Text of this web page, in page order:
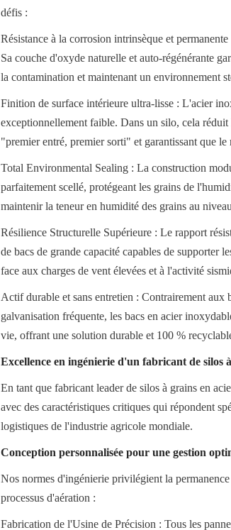
défis :
Résistance à la corrosion intrinsèque et
Sa couche d'oxyde naturelle et auto-régénérante
la contamination et maintenant un environnement
Finition de surface intérieure ultra-lisse : L'acier
exceptionnellement faible. Dans un silo, cela
"premier entré, premier sorti" et garantissant que
Total Environmental Sealing : La construction
parfaitement scellé, protégeant les grains de
maintenir la teneur en humidité des grains au
Résilience Structurelle Supérieure : Le rapport
de bacs de grande capacité capables de supporter
face aux charges de vent élevées et à l'activité
Actif durable et sans entretien : Contrairement aux
galvanisation fréquente, les bacs en acier
vie, offrant une solution durable et 100 %
Excellence en ingénierie d'un fabricant de silos
En tant que fabricant leader de silos à grains en
avec des caractéristiques critiques qui répondent
logistiques de l'industrie agricole mondiale.
Conception personnalisée pour une gestion
Nos normes d'ingénierie privilégient la
processus d'aération :
Fabrication de l'Usine de Précision : Tous les